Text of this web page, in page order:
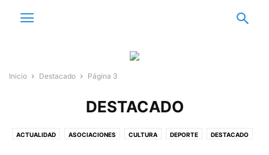
Inicio Destacado Página 3
DESTACADO
ACTUALIDAD ASOCIACIONES CULTURA DEPORTE DESTACADO